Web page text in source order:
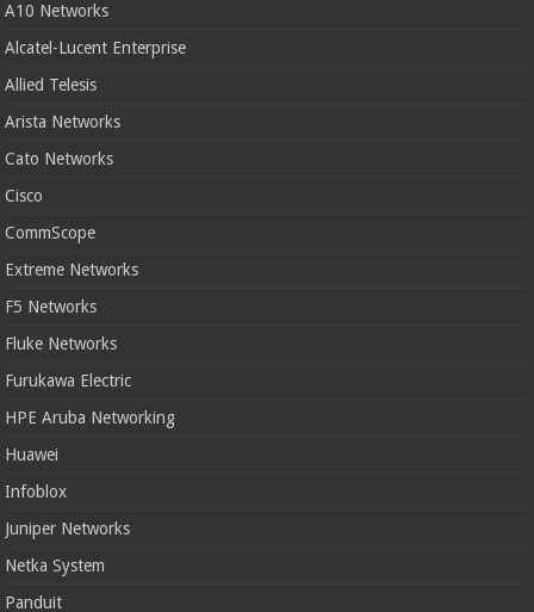
A10 Networks
Alcatel-Lucent Enterprise
Allied Telesis
Arista Networks
Cato Networks
Cisco
CommScope
Extreme Networks
F5 Networks
Fluke Networks
Furukawa Electric
HPE Aruba Networking
Huawei
Infoblox
Juniper Networks
Netka System
Panduit